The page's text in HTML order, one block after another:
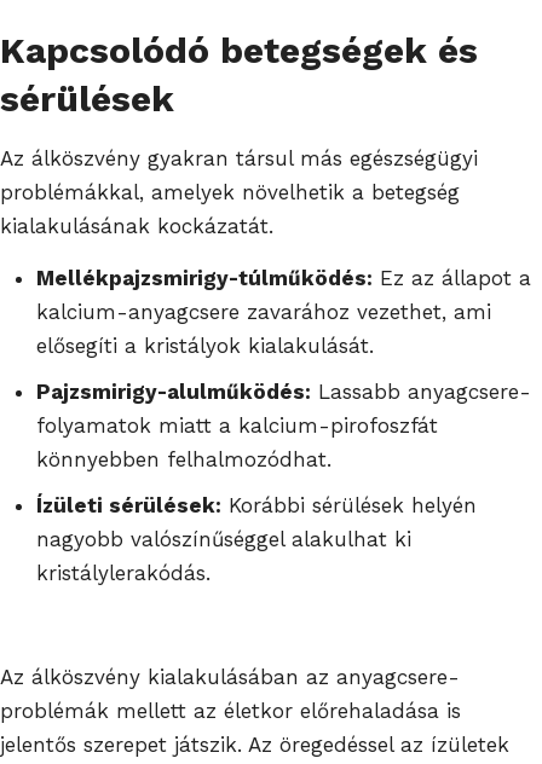
Kapcsolódó betegségek és
sérülések
Az álköszvény gyakran társul más egészségügyi
problémákkal, amelyek növelhetik a betegség
kialakulásának kockázatát.
Mellékpajzsmirigy-túlműködés: Ez az állapot a
kalcium-anyagcsere zavarához vezethet, ami
elősegíti a kristályok kialakulását.
Pajzsmirigy-alulműködés: Lassabb anyagcsere-
folyamatok miatt a kalcium-pirofoszfát
könnyebben felhalmozódhat.
Ízületi sérülések: Korábbi sérülések helyén
nagyobb valószínűséggel alakulhat ki
kristálylerakódás.
Az álköszvény kialakulásában az anyagcsere-
problémák mellett az életkor előrehaladása is
jelentős szerepet játszik. Az öregedéssel az ízületek